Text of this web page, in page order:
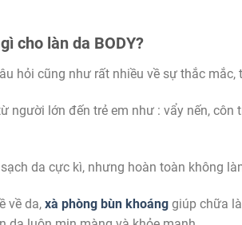
cho làn da BODY?
hỏi cũng như rất nhiều về sự thắc
người lớn đến trẻ em như : vẩy nến,
da cực kì, nhưng hoàn toàn không
về da, xà phòng bùn khoáng giúp chữa